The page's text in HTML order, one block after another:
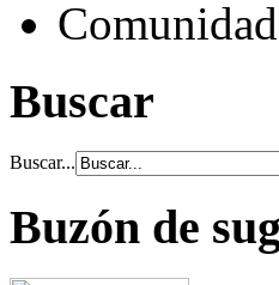
Buscar
Buscar...
Buzón de